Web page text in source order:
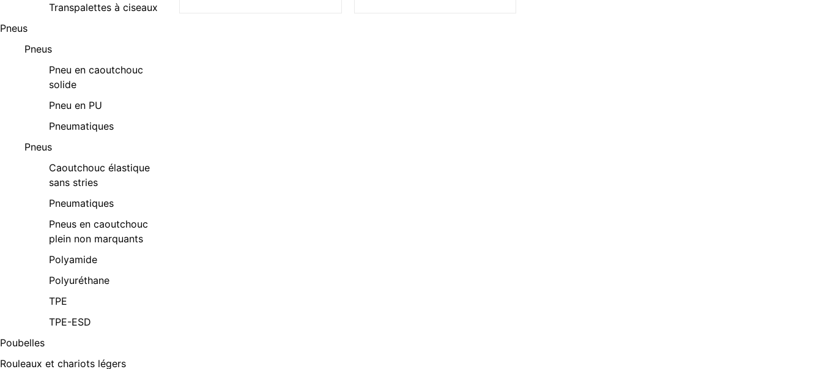
Transpalettes à ciseaux
Pneus
Pneus
Pneu en caoutchouc
solide
Pneu en PU
Pneumatiques
Pneus
Caoutchouc élastique
sans stries
Pneumatiques
Pneus en caoutchouc
plein non marquants
Polyamide
Polyuréthane
TPE
TPE-ESD
Poubelles
Rouleaux et chariots légers